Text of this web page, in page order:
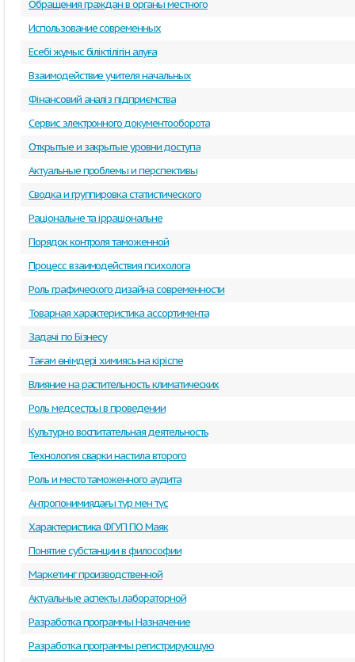
Обращения граждан в органы местного
Использование современных
Есебi жұмыс біліктілігін алуға
Взаимодействие учителя начальных
Фінансовий аналіз підприємства
Сервис электронного документооборота
Открытые и закрытые уровни доступа
Актуальные проблемы и перспективы
Сводка и группировка статистического
Раціональне та ірраціональне
Порядок контроля таможенной
Процесс взаимодействия психолога
Роль графического дизайна современности
Товарная характеристика ассортимента
Задачі по Бізнесу
Тағам өнімдері химиясына кіріспе
Влияние на растительность климатических
Роль медсестры в проведении
Культурно воспитательная деятельность
Технология сварки настила второго
Роль и место таможенного аудита
Антропонимиядағы түр мен түс
Характеристика ФГУП ПО Маяк
Понятие субстанции в философии
Маркетинг производственной
Актуальные аспекты лабораторной
Разработка программы Назначение
Разработка программы регистрирующую